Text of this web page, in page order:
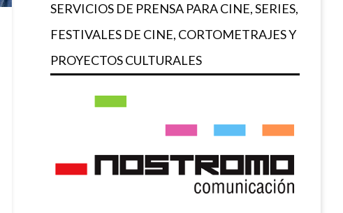
SERVICIOS DE PRENSA PARA CINE, SERIES,
FESTIVALES DE CINE, CORTOMETRAJES Y
PROYECTOS CULTURALES